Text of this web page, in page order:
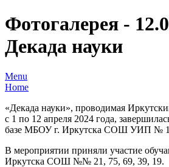
Фотогалерея -
Декада науки
Menu
Home
«Декада науки», проводимая
с 1 по 12 апреля 2024 года,
базе МБОУ г. Иркутска СОШ УИП №
В мероприятии приняли участие
Иркутска СОШ №№ 21, 75, 69, 39, 19.